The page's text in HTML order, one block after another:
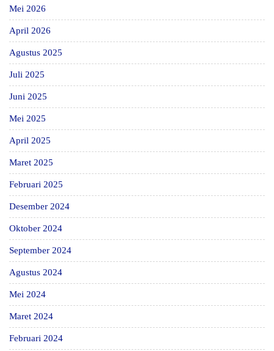
Mei 2026
April 2026
Agustus 2025
Juli 2025
Juni 2025
Mei 2025
April 2025
Maret 2025
Februari 2025
Desember 2024
Oktober 2024
September 2024
Agustus 2024
Mei 2024
Maret 2024
Februari 2024